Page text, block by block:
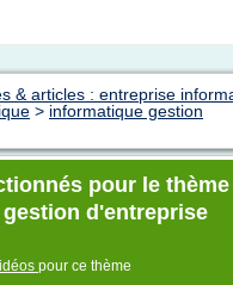
& articles : entreprise
> informatique gestion
pour le thème
d'entreprise
pour ce thème